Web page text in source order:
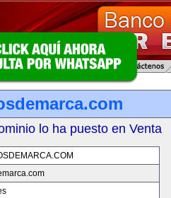
lo ha puesto en Venta